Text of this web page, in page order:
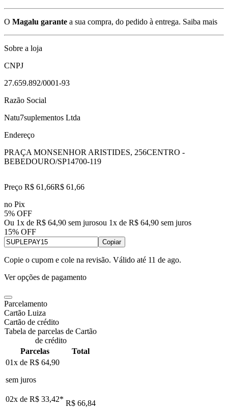
O Magalu garante a sua compra, do pedido à entrega. Saiba mais
Sobre a loja
CNPJ
27.659.892/0001-93
Razão Social
Natu7suplementos Ltda
Endereço
PRAÇA MONSENHOR ARISTIDES, 256CENTRO -
BEBEDOURO/SP14700-119
Preço R$ 61,66R$ 61 ,66
no Pix
5% OFF
Ou 1x de R$ 64,90 sem jurosou 1x de R$ 64,90 sem juros
15% OFF
Copiar
Copie o cupom e cole na revisão. Válido até 11 de ago.
Ver opções de pagamento
Parcelamento
Cartão Luiza
Cartão de crédito
Tabela de parcelas de Cartão
de crédito
Parcelas
Total
01x de R$ 64,90
sem juros
02x de R$ 33,42* R$ 66,84